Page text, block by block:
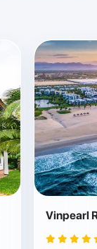
Vinpearl